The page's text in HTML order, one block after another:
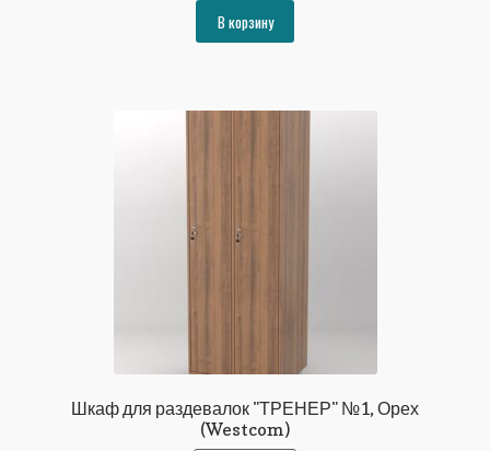
составляла
27463₽.
В корзину
Шкаф для раздевалок "ТРЕНЕР" №1, Орех
(Westcom)